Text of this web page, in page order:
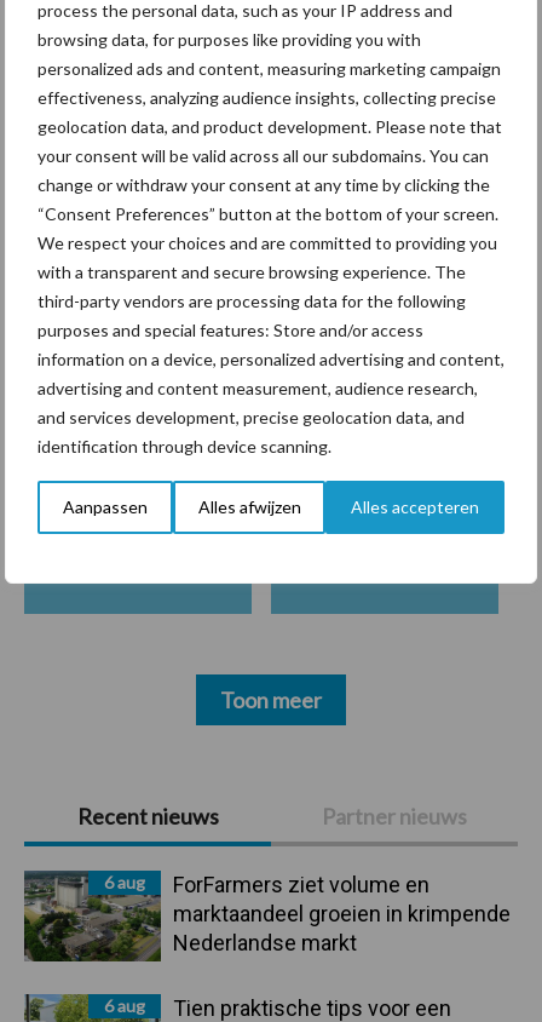
process the personal data, such as your IP address and
browsing data, for purposes like providing you with
personalized ads and content, measuring marketing campaign
effectiveness, analyzing audience insights, collecting precise
geolocation data, and product development. Please note that
your consent will be valid across all our subdomains. You can
change or withdraw your consent at any time by clicking the
“Consent Preferences” button at the bottom of your screen.
We respect your choices and are committed to providing you
with a transparent and secure browsing experience. The
third-party vendors are processing data for the following
purposes and special features: Store and/or access
information on a device, personalized advertising and content,
advertising and content measurement, audience research,
and services development, precise geolocation data, and
identification through device scanning.
Aanpassen Alles afwijzen Alles accepteren
Primaire
Sidebar
Recent nieuws Partner nieuws
6 aug
ForFarmers ziet volume en
marktaandeel groeien in krimpende
Nederlandse markt
6 aug
Tien praktische tips voor een
een langere levensduur
“Vraag naar praktische
hygieneoplossingen is in
Polen groter dan ooit”
Themapagina's
Diergezondheid Bemesting Fokkerij
Ligbox &
Toon meer